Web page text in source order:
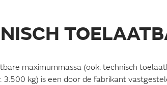
maximummassa (ook: technisch
3.500 kg) is een door de fabrikant